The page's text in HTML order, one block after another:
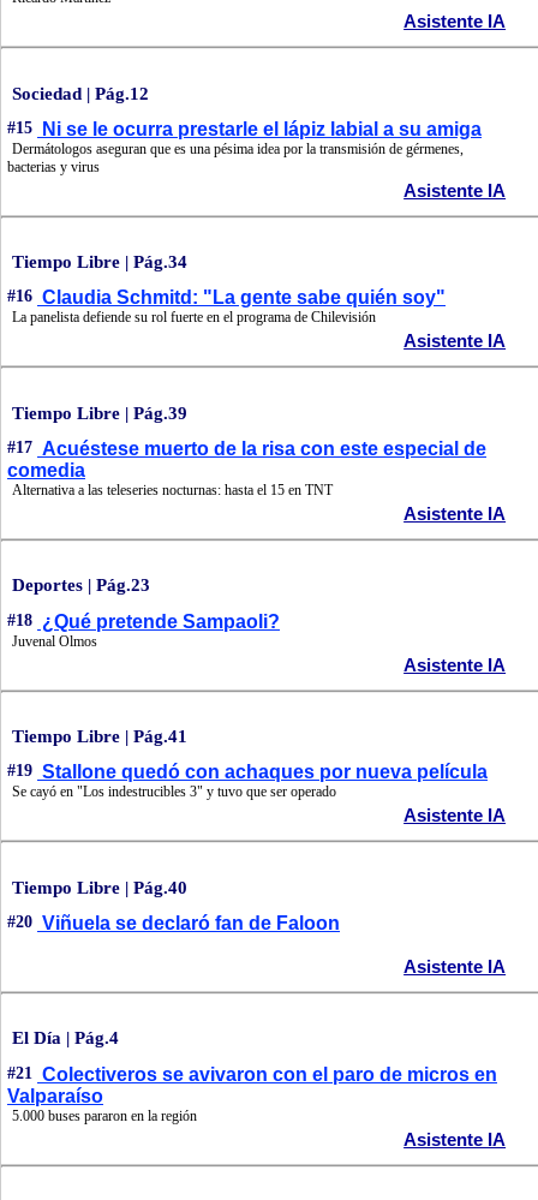
Asistente IA
Sociedad | Pág.12
#15 Ni se le ocurra prestarle el lápiz labial a su amiga
Dermátologos aseguran que es una pésima idea por la transmisión de gérmenes,
bacterias y virus
Asistente IA
Tiempo Libre | Pág.34
#16 Claudia Schmitd: "La gente sabe quién soy"
La panelista defiende su rol fuerte en el programa de Chilevisión
Asistente IA
Tiempo Libre | Pág.39
#17 Acuéstese muerto de la risa con este especial de
comedia
Alternativa a las teleseries nocturnas: hasta el 15 en TNT
Asistente IA
Deportes | Pág.23
#18 ¿Qué pretende Sampaoli?
Juvenal Olmos
Asistente IA
Tiempo Libre | Pág.41
#19 Stallone quedó con achaques por nueva película
Se cayó en "Los indestrucibles 3" y tuvo que ser operado
Asistente IA
Tiempo Libre | Pág.40
#20 Viñuela se declaró fan de Faloon
Asistente IA
El Día | Pág.4
#21
Colectiveros se avivaron con el paro de micros en
Valparaíso
5.000 buses pararon en la región
Asistente IA